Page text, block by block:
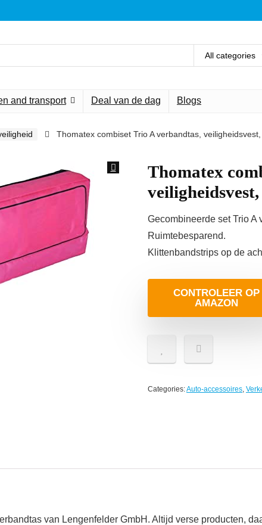
All categories
and transport Deal van de dag Blogs
Thomatex combiset Trio A verbandtas,
Thomatex
Gecombineerde set Trio
Ruimtebesparend.
Klittenbandstrips op de
CONTROLEER OP
AMAZON
Categories:Auto-accessoires,
van Lengenfelder GmbH. Altijd verse producten,